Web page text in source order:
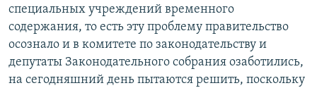
специальных учреждений временного
содержания, то есть эту проблему правительство
осознало и в комитете по законодательству и
депутаты Законодательного собрания озаботились,
на сегодняшний день пытаются решить, поскольку